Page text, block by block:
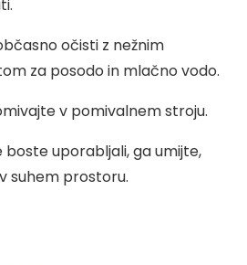
očisti z nežnim
za posodo in mlačno vodo.
v pomivalnem stroju.
uporabljali, ga umijte,
suhem prostoru.